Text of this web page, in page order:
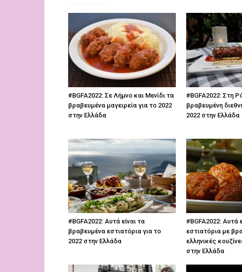
#BGFA2022: Σε Λήμνο και Μενίδι τα
βραβευμένα μαγειρεία για το 2022
στην Ελλάδα
#BGFA2022: Στη
βραβευμένη
2022 στην Ελλάδα
#BGFA2022: Αυτά είναι τα
βραβευμένα εστιατόρια για το
2022 στην Ελλάδα
#BGFA2022: Αυτά
εστιατόρια με
ελληνικές
στην Ελλάδα